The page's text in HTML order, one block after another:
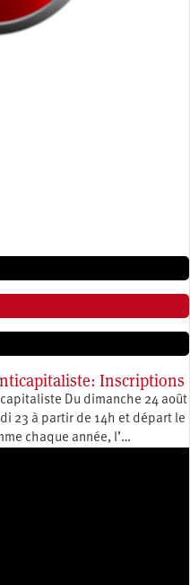
Inscriptions
Du dimanche 24 août
23 à partir de 14h et départ le
chaque année, l’…